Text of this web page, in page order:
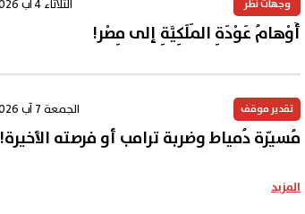
وجهات نظر الثلاثاء 4 آب 2026
أَوْهامُ عَوْدَةِ المَلَكِيَّةِ إلى مِصْر!
تقدير موقف الجمعة 7 آب 2026
مُسيّرة دُمياط وضربة ترامب أو فرصته الأخيرة!
المزيد